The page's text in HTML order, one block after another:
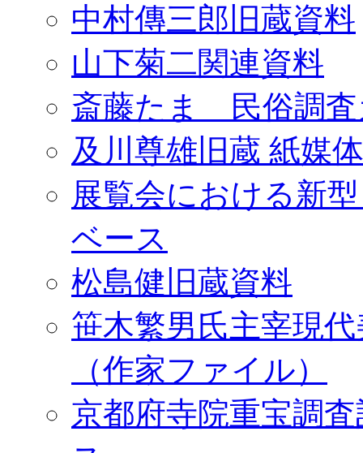
中村傳三郎旧蔵資料
山下菊二関連資料
斎藤たま 民俗調査
及川尊雄旧蔵 紙媒
展覧会における新
ベース
松島健旧蔵資料
笹木繁男氏主宰現
（作家ファイル）
京都府寺院重宝調